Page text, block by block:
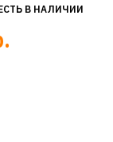
В НАЛИЧИИ